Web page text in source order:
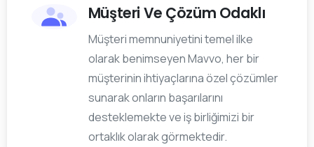
Müşteri Ve Çözüm Odaklı
Müşteri memnuniyetini temel ilke
olarak benimseyen Mavvo, her bir
müşterinin ihtiyaçlarına özel çözümler
sunarak onların başarılarını
desteklemekte ve iş birliğimizi bir
ortaklık olarak görmektedir.